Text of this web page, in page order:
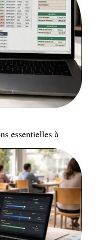
essentielles à